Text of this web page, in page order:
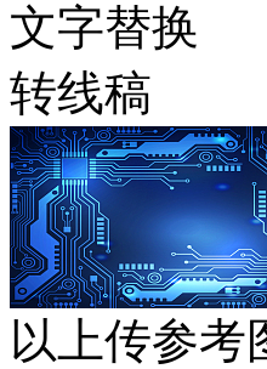
文字替换
转线稿
以上传参